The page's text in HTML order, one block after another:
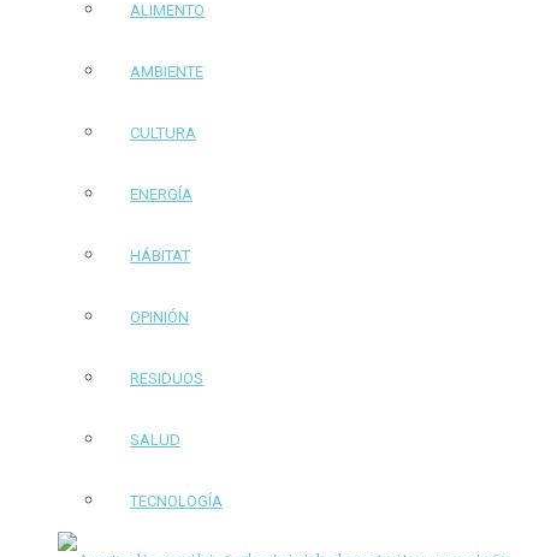
ALIMENTO
AMBIENTE
CULTURA
ENERGÍA
HÁBITAT
OPINIÓN
RESIDUOS
SALUD
TECNOLOGÍA